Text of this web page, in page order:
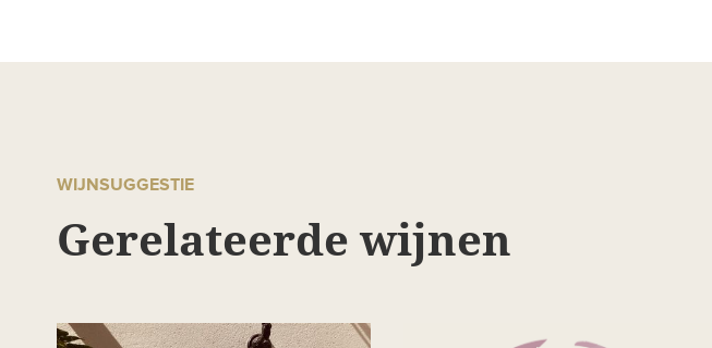
WIJNSUGGESTIE
Gerelateerde wijnen